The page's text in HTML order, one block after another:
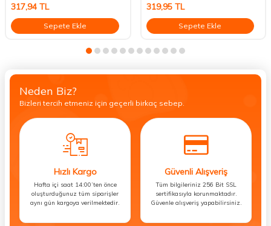
317,94 TL
Sepete Ekle
319,95TL
Sepete Ekle
Neden Biz?
Bizleri tercih etmeniz için geçerli birkaç sebep.
Hızlı Kargo
Hafta içi saat 14:00’ten önce
oluşturduğunuz tüm siparişler
aynı gün kargoya verilmektedir.
Güvenli Alışveriş
Tüm bilgileriniz 256 Bit SSL
sertifikasıyla korunmaktadır.
Güvenle alışveriş yapabilirsiniz.